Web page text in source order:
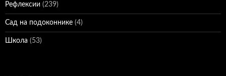
Рефлексии (239)
Сад на подоконнике (4)
Школа (53)